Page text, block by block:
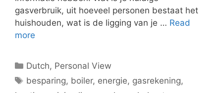
gasverbruik, uit hoeveel personen bestaat het
huishouden, wat is de ligging van je … Read
more
Categories
Dutch, Personal View
Tags
besparing, boiler, energie, gasrekening,